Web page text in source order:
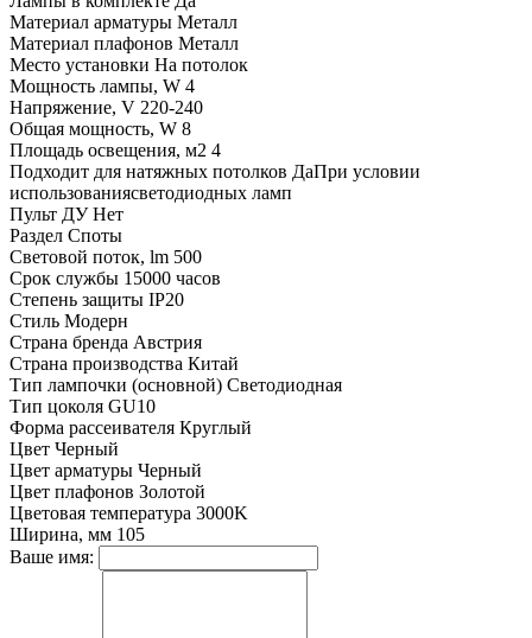
Материал арматуры Металл
Материал плафонов Металл
Место установки На потолок
Мощность лампы, W 4
Напряжение, V 220-240
Общая мощность, W 8
Площадь освещения, м2 4
Подходит для натяжных потолков ДаПри условии
использованиясветодиодных ламп
Пульт ДУ Нет
Раздел Споты
Световой поток, lm 500
Срок службы 15000 часов
Степень защиты IP20
Стиль Модерн
Страна бренда Австрия
Страна производства Китай
Тип лампочки (основной) Светодиодная
Тип цоколя GU10
Форма рассеивателя Круглый
Цвет Черный
Цвет арматуры Черный
Цвет плафонов Золотой
Цветовая температура 3000K
Ширина, мм 105
Ваше имя: